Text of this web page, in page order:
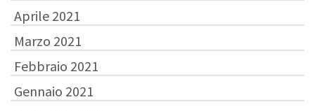
Aprile 2021
Marzo 2021
Febbraio 2021
Gennaio 2021